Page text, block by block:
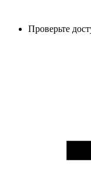
Проверьте